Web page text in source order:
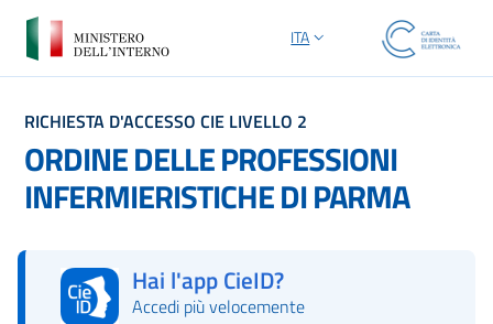
SELEZIONE LINGUA: LINGUA
ITA
RICHIESTA D'ACCESSO CIE LIVELLO 2
ORDINE DELLE PROFESSIONI
INFERMIERISTICHE DI PARMA
Hai l'app CieID?
Accedi più velocemente